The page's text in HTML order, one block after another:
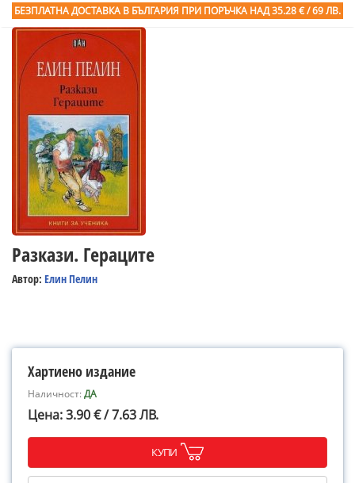
БЕЗПЛАТНА ДОСТАВКА В БЪЛГАРИЯ ПРИ ПОРЪЧКА НАД 35.28 € / 69 ЛВ.
Разкази. Гераците
Автор: Елин Пелин
Хартиено издание
Наличност:ДА
Цена: 3.90 € / 7.63 ЛВ.
КУПИ